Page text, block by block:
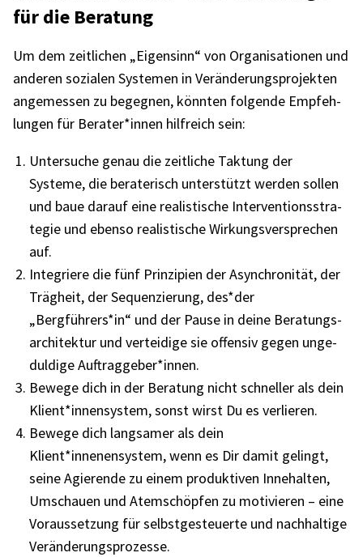
für die Bera­tung
Um dem zeit­li­chen „Eigen­sinn“ von Orga­ni­sa­tio­nen und
ande­ren sozia­len Syste­men in Verän­de­rungs­pro­jek­ten
ange­mes­sen zu begeg­nen, könn­ten folgende Empfeh­
lun­gen für Berater*innen hilf­reich sein:
Unter­su­che genau die zeit­li­che Taktung der
Systeme, die bera­te­risch unter­stützt werden sollen
und baue darauf eine realis­ti­sche Inter­ven­ti­ons­stra­
te­gie und ebenso realis­ti­sche Wirkungs­ver­spre­chen
auf.
Inte­griere die fünf Prin­zi­pien der Asyn­chro­ni­tät, der
Träg­heit, der Sequen­zie­rung, des*der
„Bergführers*in“ und der Pause in deine Bera­tungs­
ar­chi­tek­tur und vertei­dige sie offen­siv gegen unge­
dul­dige Auftraggeber*innen.
Bewege dich in der Bera­tung nicht schnel­ler als dein
Klient*innensystem, sonst wirst Du es verlie­ren.
Bewege dich lang­sa­mer als dein
Klient*innenensystem, wenn es Dir damit gelingt,
seine Agie­rende zu einem produk­ti­ven Inne­hal­ten,
Umschauen und Atem­schöp­fen zu moti­vie­ren – eine
Voraus­set­zung für selbst­ge­steu­erte und nach­hal­tige
Verän­de­rungs­pro­zesse.